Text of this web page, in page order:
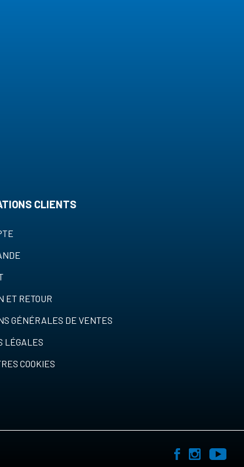
CLIENTS
ET RETOUR
GÉNÉRALES DE VENTES
LÉGALES
COOKIES